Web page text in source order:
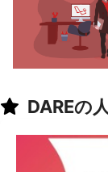
DAREの